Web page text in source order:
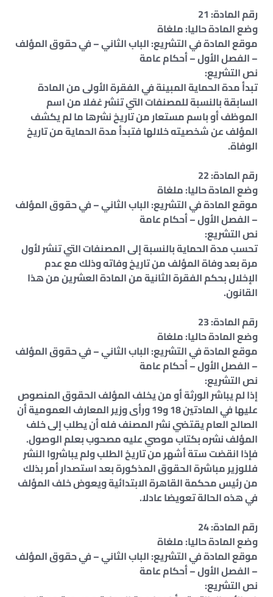
رقم المادة: 21
وضع المادة حاليا: ملغاة
موقع المادة في التشريع: الباب الثاني – في حقوق المؤلف
– الفصل الأول – أحكام عامة
نص التشريع:
تبدأ مدة الحماية المبينة في الفقرة الأولى من المادة
السابقة بالنسبة للمصنفات التي تنشر غفلا من اسم
الموظف أو باسم مستعار من تاريخ نشرها ما لم يكشف
المؤلف عن شخصيته خلالها فتبدأ مدة الحماية من تاريخ
الوفاة.
رقم المادة: 22
وضع المادة حاليا: ملغاة
موقع المادة في التشريع: الباب الثاني – في حقوق المؤلف
– الفصل الأول – أحكام عامة
نص التشريع:
تحسب مدة الحماية بالنسبة إلى المصنفات التي تنشر لأول
مرة بعد وفاة المؤلف من تاريخ وفاته وذلك مع عدم
الإخلال بحكم الفقرة الثانية من المادة العشرين من هذا
القانون.
رقم المادة: 23
وضع المادة حاليا: ملغاة
موقع المادة في التشريع: الباب الثاني – في حقوق المؤلف
– الفصل الأول – أحكام عامة
نص التشريع:
إذا لم يباشر الورثة أو من يخلف المؤلف الحقوق المنصوص
عليها في المادتين 18 و19 ورأى وزير المعارف العمومية أن
الصالح العام يقتضي نشر المصنف فله أن يطلب إلى خلف
المؤلف نشره بكتاب موصي عليه مصحوب بعلم الوصول.
فإذا انقضت ستة أشهر من تاريخ الطلب ولم يباشروا النشر
فللوزير مباشرة الحقوق المذكورة بعد استصدار أمر بذلك
من رئيس محكمة القاهرة الابتدائية ويعوض خلف المؤلف
في هذه الحالة تعويضا عادلا.
رقم المادة: 24
وضع المادة حاليا: ملغاة
موقع المادة في التشريع: الباب الثاني – في حقوق المؤلف
– الفصل الأول – أحكام عامة
نص التشريع: